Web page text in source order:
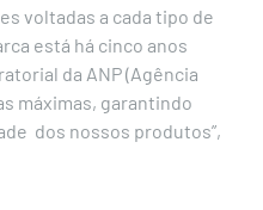
voltadas a cada tipo de
está há cinco anos
da ANP (Agência
máximas, garantindo
dos nossos produtos”,